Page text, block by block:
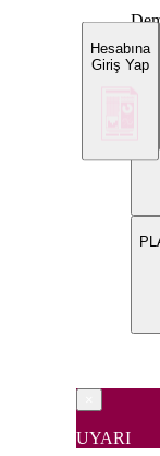
Hesabına
Giriş Yap
Bilgi
UYARI